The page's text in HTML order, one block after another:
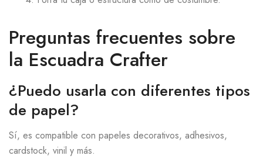
Preguntas frecuentes sobre
la Escuadra Crafter
¿Puedo usarla con diferentes tipos
de papel?
Sí, es compatible con papeles decorativos, adhesivos,
cardstock, vinil y más.